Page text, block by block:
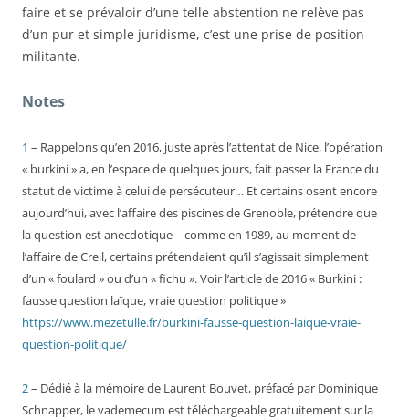
faire et se prévaloir d’une telle abstention ne relève pas
d’un pur et simple juridisme, c’est une prise de position
militante.
Notes
1 – Rappelons qu’en 2016, juste après l’attentat de Nice, l’opération
« burkini » a, en l’espace de quelques jours, fait passer la France du
statut de victime à celui de persécuteur… Et certains osent encore
aujourd’hui, avec l’affaire des piscines de Grenoble, prétendre que
la question est anecdotique – comme en 1989, au moment de
l’affaire de Creil, certains prétendaient qu’il s’agissait simplement
d’un « foulard » ou d’un « fichu ». Voir l’article de 2016 « Burkini :
fausse question laïque, vraie question politique »
https://www.mezetulle.fr/burkini-fausse-question-laique-vraie-
question-politique/
2– Dédié à la mémoire de Laurent Bouvet, préfacé par Dominique
Schnapper, le vademecum est téléchargeable gratuitement sur la